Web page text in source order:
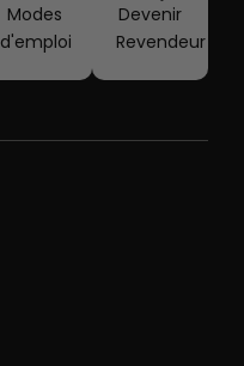
Modes
d'emploi
Devenir
Revendeur